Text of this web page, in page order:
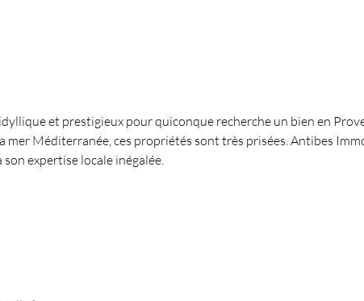
et prestigieux pour quiconque recherche un bien en
mer Méditerranée, ces propriétés sont très prisées. Antibes
expertise locale inégalée.